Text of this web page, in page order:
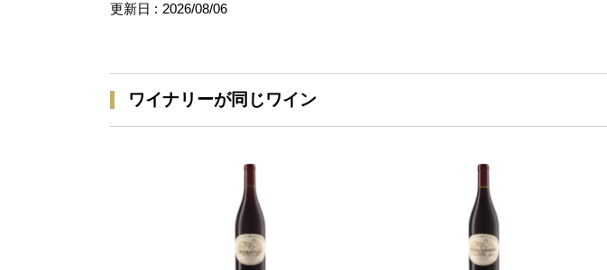
更新日 : 2026/08/06
ワイナリーが同じワイン